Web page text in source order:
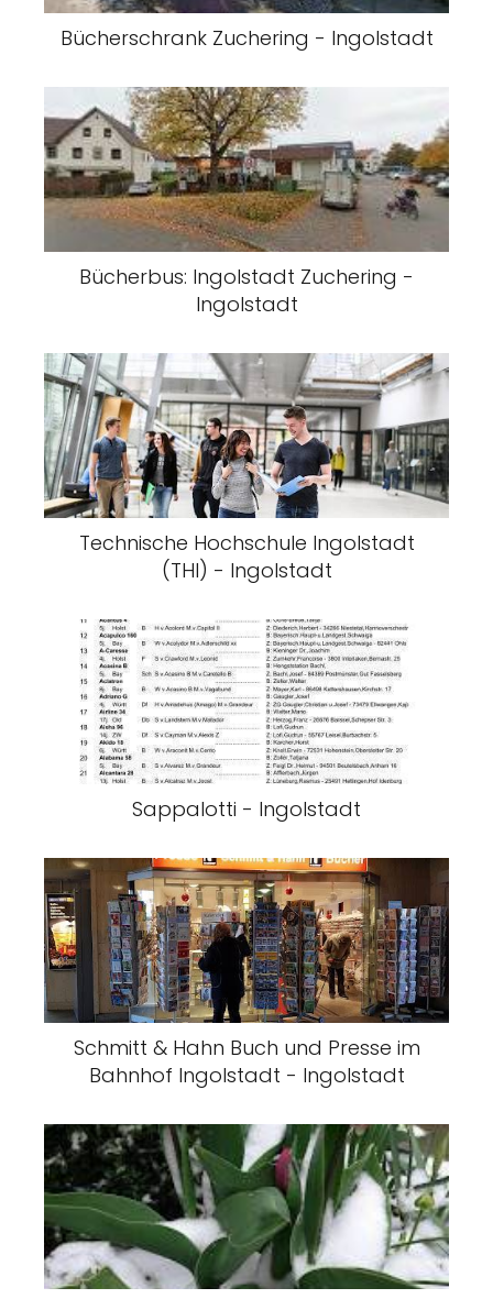
Bücherschrank Zuchering - Ingolstadt
Bücherbus: Ingolstadt Zuchering -
Ingolstadt
Technische Hochschule Ingolstadt
(THI) - Ingolstadt
Sappalotti - Ingolstadt
Schmitt & Hahn Buch und Presse im
Bahnhof Ingolstadt - Ingolstadt